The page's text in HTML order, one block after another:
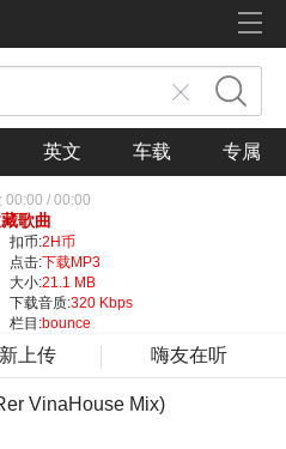
英文 车载 专属
00:00 / 00:00
歌曲
扣币:2H币
点击:下载MP3
大小:21.1 MB
下载音质:320 Kbps
栏目:bounce
上传 嗨友在听
VinaHouse Mix)